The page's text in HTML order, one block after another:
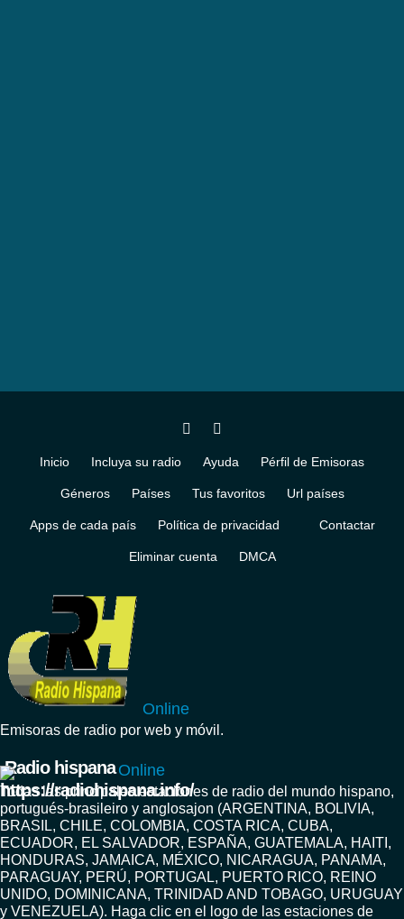
Inicio Incluya su radio Ayuda Pérfil de Emisoras
Géneros Países Tus favoritos Url países
Apps de cada país Política de privacidad Contactar
Eliminar cuenta DMCA
Online
Emisoras de radio por web y móvil.
Radio hispana Online
Todas las principales estaciones de radio del mundo hispano,
portugués-brasileiro y anglosajon (ARGENTINA, BOLIVIA,
BRASIL, CHILE, COLOMBIA, COSTA RICA, CUBA,
ECUADOR, EL SALVADOR, ESPAÑA, GUATEMALA, HAITI,
HONDURAS, JAMAICA, MÉXICO, NICARAGUA, PANAMA,
PARAGUAY, PERÚ, PORTUGAL, PUERTO RICO, REINO
UNIDO, DOMINICANA, TRINIDAD AND TOBAGO, URUGUAY
y VENEZUELA). Haga clic en el logo de las estaciones de